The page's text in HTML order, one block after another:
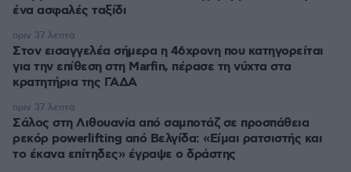
ένα ασφαλές ταξίδι
Στον εισαγγελέα σήμερα η 46χρονη που κατηγορείται
για την επίθεση στη Marfin, πέρασε τη νύχτα στα
κρατητήρια της ΓΑΔΑ
πριν 37 λεπτά
Σάλος στη Λιθουανία από σαμποτάζ σε προσπάθεια
ρεκόρ powerlifting από Βελγίδα: «Είμαι ρατσιστής και
το έκανα επίτηδες» έγραψε ο δράστης
πριν 37 λεπτά